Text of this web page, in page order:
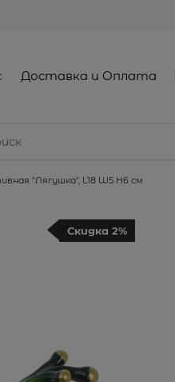
Доставка и Оплата
"Лягушка", L18 W5 H6 см
Скидка 2%